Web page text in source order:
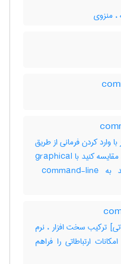
منزوی
وارد کردن فرمانی از طریق
کنسول ، عملیات را در آن آغاز میکند مقایسه کنید با ‎graphical
user interface نیز نگاه کنید به ‎ command-line
ترکیب سخت افزار ، نرم
ارتباطاتی را فراهم